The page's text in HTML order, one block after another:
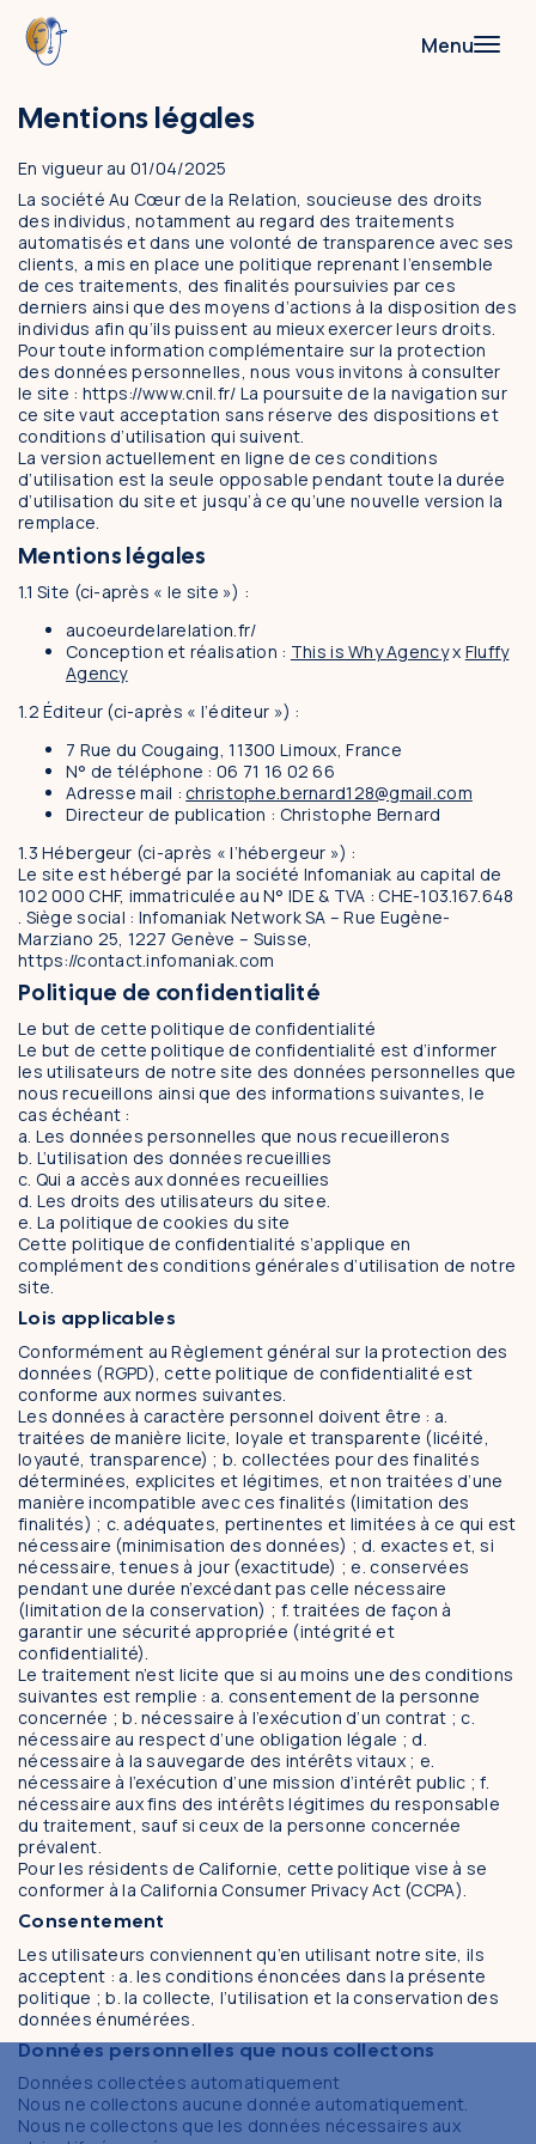
Menu
Accompagnements
Thérapie de couple
Psychanalyse symbolique
Coaching & consulting
Formations et supervision
Thérapie de couple
Psychanalyse symbolique
Supervision
Ateliers & Stages
Ateliers & Stages
Cercles de parole
Méthodes
Analyse des rêves
Dialogue Intérieur
Typologie Jungienne
Accueil
Qui suis-je ?
Ressources et publications
Avis Client.e.s
FAQ
contact prendre rendez-vous
Mentions légales
En vigueur au 01/04/2025
La société Au Cœur de la Relation, soucieuse des droits
des individus, notamment au regard des traitements
automatisés et dans une volonté de transparence avec ses
clients, a mis en place une politique reprenant l’ensemble
de ces traitements, des finalités poursuivies par ces
derniers ainsi que des moyens d’actions à la disposition des
individus afin qu’ils puissent au mieux exercer leurs droits.
Pour toute information complémentaire sur la protection
des données personnelles, nous vous invitons à consulter
le site : https://www.cnil.fr/ La poursuite de la navigation sur
ce site vaut acceptation sans réserve des dispositions et
conditions d’utilisation qui suivent.
La version actuellement en ligne de ces conditions
d’utilisation est la seule opposable pendant toute la durée
d’utilisation du site et jusqu’à ce qu’une nouvelle version la
remplace.
Mentions légales
1.1 Site (ci-après « le site ») :
aucoeurdelarelation.fr/
Conception et réalisation : This is Why Agencyx Fluffy
Agency
1.2 Éditeur (ci-après « l’éditeur ») :
7 Rue du Cougaing, 11300 Limoux, France
N° de téléphone : 06 71 16 02 66
Adresse mail :christophe.bernard128@gmail.com
Directeur de publication : Christophe Bernard
1.3 Hébergeur (ci-après « l’hébergeur ») :
Le site est hébergé par la société Infomaniak au capital de
102 000 CHF, immatriculée au N° IDE & TVA : CHE-103.167.648
. Siège social : Infomaniak Network SA – Rue Eugène-
Marziano 25, 1227 Genève – Suisse,
https://contact.infomaniak.com
Politique de confidentialité
Le but de cette politique de confidentialité
Le but de cette politique de confidentialité est d’informer
les utilisateurs de notre site des données personnelles que
nous recueillons ainsi que des informations suivantes, le
cas échéant :
a. Les données personnelles que nous recueillerons
b. L’utilisation des données recueillies
c. Qui a accès aux données recueillies
d. Les droits des utilisateurs du sitee.
e. La politique de cookies du site
Cette politique de confidentialité s’applique en
complément des conditions générales d’utilisation de notre
site.
Lois applicables
Conformément au Règlement général sur la protection des
données (RGPD), cette politique de confidentialité est
conforme aux normes suivantes.
Les données à caractère personnel doivent être : a.
traitées de manière licite, loyale et transparente (licéité,
loyauté, transparence) ; b. collectées pour des finalités
déterminées, explicites et légitimes, et non traitées d’une
manière incompatible avec ces finalités (limitation des
finalités) ; c. adéquates, pertinentes et limitées à ce qui est
nécessaire (minimisation des données) ; d. exactes et, si
nécessaire, tenues à jour (exactitude) ; e. conservées
pendant une durée n’excédant pas celle nécessaire
(limitation de la conservation) ; f. traitées de façon à
garantir une sécurité appropriée (intégrité et
confidentialité).
Le traitement n’est licite que si au moins une des conditions
suivantes est remplie : a. consentement de la personne
concernée ; b. nécessaire à l’exécution d’un contrat ; c.
nécessaire au respect d’une obligation légale ; d.
nécessaire à la sauvegarde des intérêts vitaux ; e.
nécessaire à l’exécution d’une mission d’intérêt public ; f.
nécessaire aux fins des intérêts légitimes du responsable
du traitement, sauf si ceux de la personne concernée
prévalent.
Pour les résidents de Californie, cette politique vise à se
conformer à la California Consumer Privacy Act (CCPA).
Consentement
Les utilisateurs conviennent qu’en utilisant notre site, ils
acceptent : a. les conditions énoncées dans la présente
politique ; b. la collecte, l’utilisation et la conservation des
données énumérées.
Données personnelles que nous collectons
Données collectées automatiquement
Nous ne collectons aucune donnée automatiquement.
Nous ne collectons que les données nécessaires aux